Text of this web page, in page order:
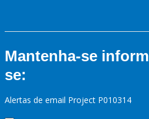
Mantenha-se
se:
Alertas de email Project P010314